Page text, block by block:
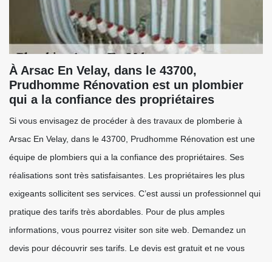
À Arsac En Velay, dans le 43700,
Prudhomme Rénovation est un plombier
qui a la confiance des propriétaires
Si vous envisagez de procéder à des travaux de plomberie à
Arsac En Velay, dans le 43700, Prudhomme Rénovation est une
équipe de plombiers qui a la confiance des propriétaires. Ses
réalisations sont très satisfaisantes. Les propriétaires les plus
exigeants sollicitent ses services. C’est aussi un professionnel qui
pratique des tarifs très abordables. Pour de plus amples
informations, vous pourrez visiter son site web. Demandez un
devis pour découvrir ses tarifs. Le devis est gratuit et ne vous